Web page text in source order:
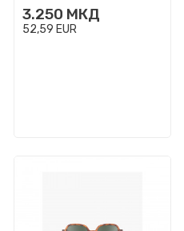
3.250 МКД
52,59 EUR